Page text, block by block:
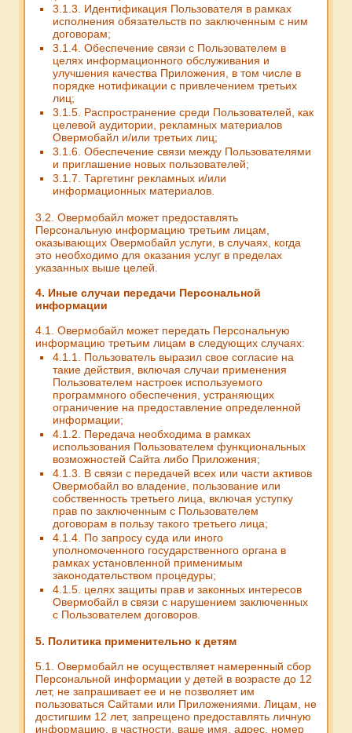
3.1.3. Идентификация Пользователя в рамках
исполнения обязательств по заключенным с ним
договорам;
3.1.4. Обеспечение связи с Пользователем в
целях информационного обслуживания и
улучшения качества Приложения, в том числе в
порядке нотификации с привлечением третьих
лиц;
3.1.5. Распространение среди Пользователей, как
целевой аудитории, рекламных материалов
Овермобайл и/или третьих лиц;
3.1.6. Обеспечение связи между Пользователями
и приглашение новых пользователей;
3.1.7. Таргетинг рекламных и/или
информационных материалов.
3.2. Овермобайл может предоставлять
Персональную информацию третьим лицам,
оказывающих Овермобайл услуги, в случаях, когда
это необходимо для оказания услуг в пределах
указанных выше целей.
4. Иные случаи передачи Персональной
информации
4.1. Овермобайл может передать Персональную
информацию третьим лицам в следующих случаях:
4.1.1. Пользователь выразил свое согласие на
такие действия, включая случаи применения
Пользователем настроек используемого
программного обеспечения, устраняющих
ограничение на предоставление определенной
информации;
4.1.2. Передача необходима в рамках
использования Пользователем функциональных
возможностей Сайта либо Приложения;
4.1.3. В связи с передачей всех или части активов
Овермобайл во владение, пользование или
собственность третьего лица, включая уступку
прав по заключенным с Пользователем
договорам в пользу такого третьего лица;
4.1.4. По запросу суда или иного
уполномоченного государственного органа в
рамках установленной применимым
законодательством процедуры;
4.1.5. целях защиты прав и законных интересов
Овермобайл в связи с нарушением заключенных
с Пользователем договоров.
5. Политика применительно к детям
5.1. Овермобайл не осуществляет намеренный сбор
Персональной информации у детей в возрасте до 12
лет, не запрашивает ее и не позволяет им
пользоваться Сайтами или Приложениями. Лицам, не
достигшим 12 лет, запрещено предоставлять личную
информацию, в частности, ваше имя, адрес, номер